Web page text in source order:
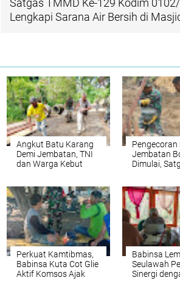
Satgas TMMD Ke-129 Kodim
Lengkapi Sarana Air Bersih di
Angkut Batu Karang
Demi Jembatan, TNI
dan Warga Kebut
Selatan
Pengecoran
Jembatan
Dimulai,
Badan
Kemumu
Perkuat Kamtibmas,
Babinsa Kuta Cot Glie
Aktif Komsos Ajak
Babinsa
Seulawah
Sinergi